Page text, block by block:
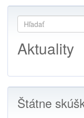
Vyhľadávať
Hľadať
Aktuality
Štátne